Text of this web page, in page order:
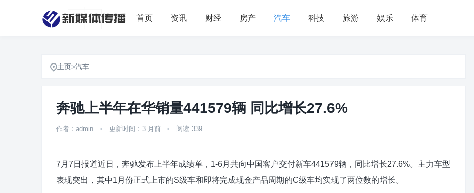
首页 资讯 财经 房产 汽车 科技 旅游 娱乐 体育
主页>汽车
奔驰上半年在华销量441579辆 同比增长27.6%
作者：admin • 更新时间：3 月前 • 阅读 339
7月7日报道近日，奔驰发布上半年成绩单，1-6月共向中国客户交付新车441579辆，同比增长27.6%。主力车型
表现突出，其中1月份正式上市的S级车和即将完成现金产品周期的C级车均实现了两位数的增长。